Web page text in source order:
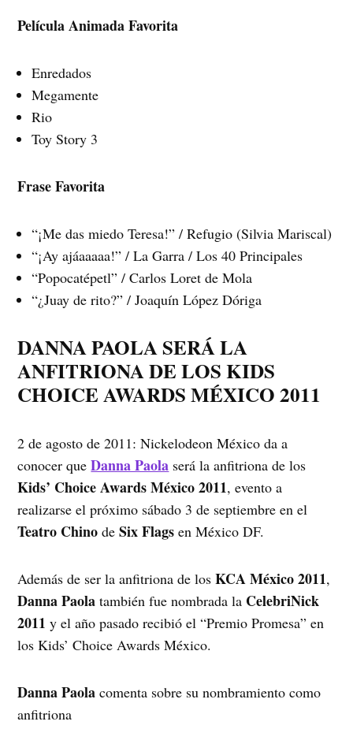
Película Animada Favorita
Enredados
Megamente
Rio
Toy Story 3
Frase Favorita
“¡Me das miedo Teresa!” / Refugio (Silvia Mariscal)
“¡Ay ajáaaaaa!” / La Garra / Los 40 Principales
“Popocatépetl” / Carlos Loret de Mola
“¿Juay de rito?” / Joaquín López Dóriga
DANNA PAOLA SERÁ LA
ANFITRIONA DE LOS KIDS
CHOICE AWARDS MÉXICO 2011
2 de agosto de 2011: Nickelodeon México da a
conocer queDanna Paola será la anfitriona de los
Kids’ Choice Awards México 2011, evento a
realizarse el próximo sábado 3 de septiembre en el
Teatro Chino deSix Flags en México DF.
Además de ser la anfitriona de losKCA México 2011,
Danna Paola también fue nombrada la CelebriNick
2011 y el año pasado recibió el “Premio Promesa” en
los Kids’ Choice Awards México.
Danna Paola comenta sobre su nombramiento como
anfitriona